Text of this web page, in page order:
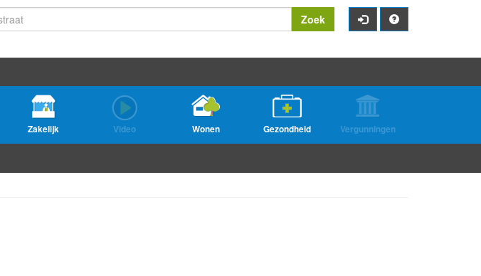
Zoek
Zakelijk Video Wonen Gezondheid Vergunningen